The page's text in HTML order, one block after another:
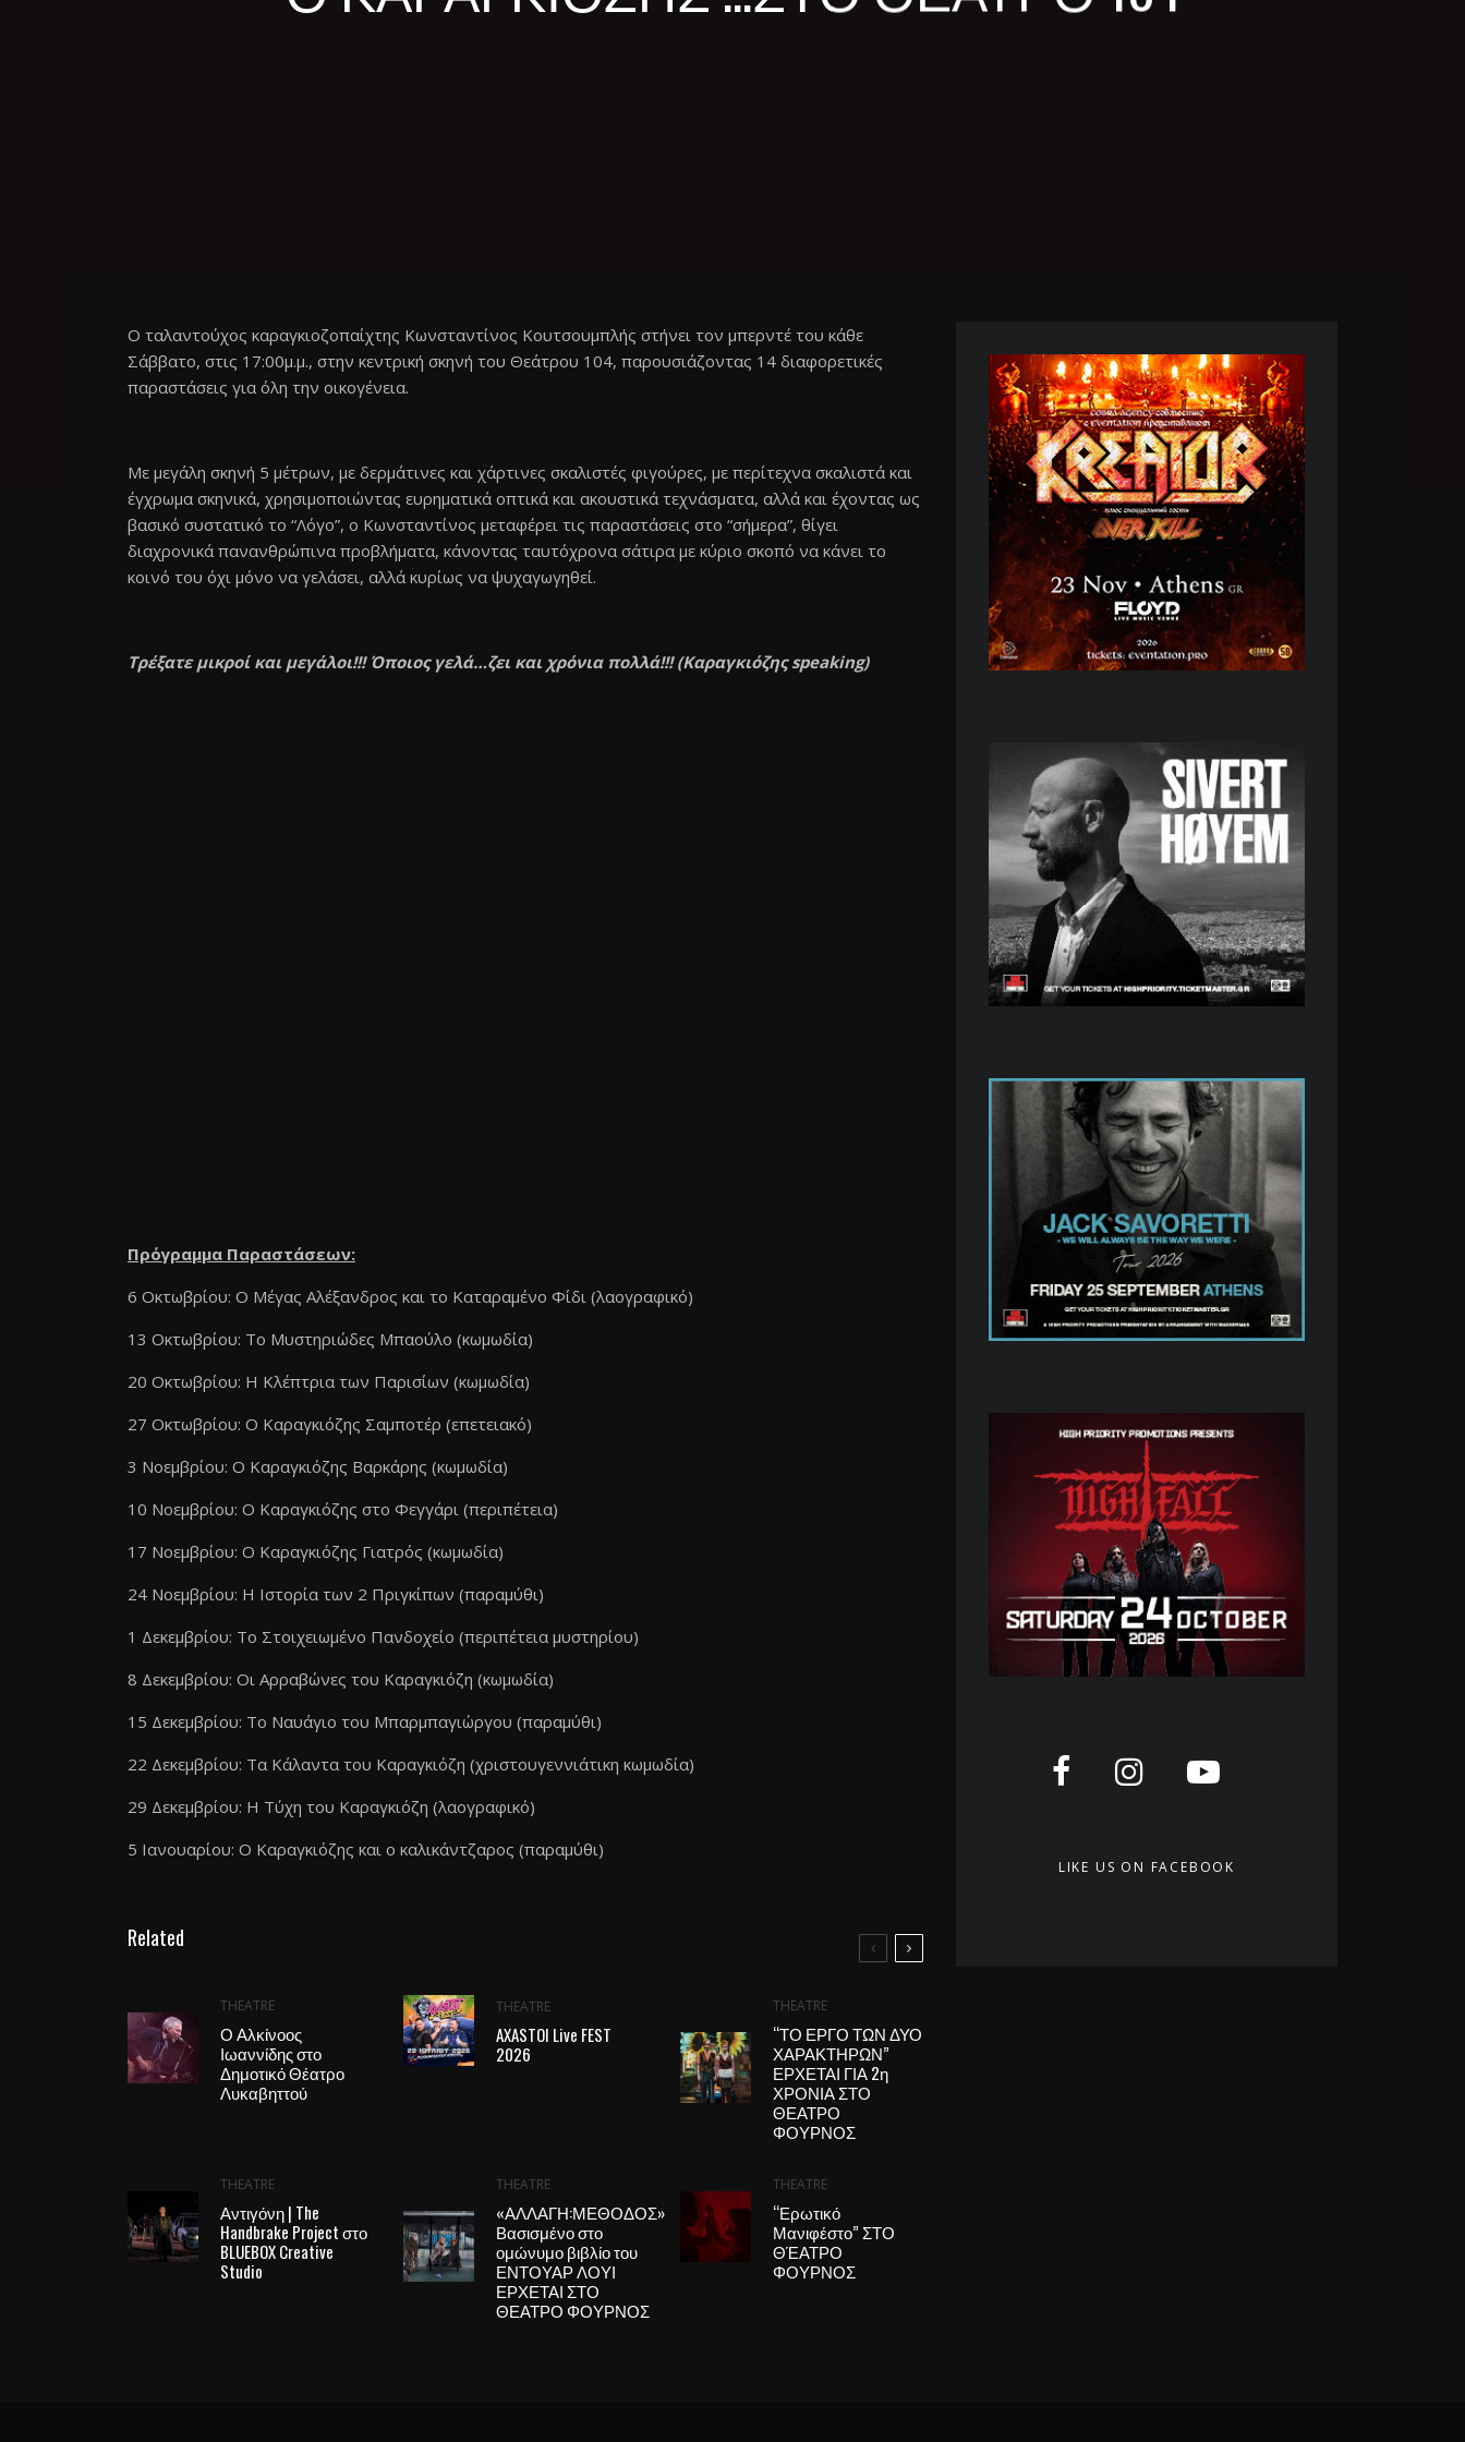
Ο ταλαντούχος καραγκιοζοπαίχτης Κωνσταντίνος Κουτσουμπλής στήνει τον μπερντέ του κάθε
Σάββατο, στις 17:00μ.μ., στην κεντρική σκηνή του Θεάτρου 104, παρουσιάζοντας 14 διαφορετικές
παραστάσεις για όλη την οικογένεια.
Με μεγάλη σκηνή 5 μέτρων, με δερμάτινες και χάρτινες σκαλιστές φιγούρες, με περίτεχνα σκαλιστά και
έγχρωμα σκηνικά, χρησιμοποιώντας ευρηματικά οπτικά και ακουστικά τεχνάσματα, αλλά και έχοντας ως
βασικό συστατικό το “Λόγο”, ο Κωνσταντίνος μεταφέρει τις παραστάσεις στο “σήμερα”, θίγει
διαχρονικά πανανθρώπινα προβλήματα, κάνοντας ταυτόχρονα σάτιρα με κύριο σκοπό να κάνει το
κοινό του όχι μόνο να γελάσει, αλλά κυρίως να ψυχαγωγηθεί.
Τρέξατε μικροί και μεγάλοι!!! Όποιος γελά…ζει και χρόνια πολλά!!!(Καραγκιόζης speaking)
Πρόγραμμα Παραστάσεων:
6 Οκτωβρίου: Ο Μέγας Αλέξανδρος και το Καταραμένο Φίδι (λαογραφικό)
13 Οκτωβρίου: Το Μυστηριώδες Μπαούλο (κωμωδία)
20 Οκτωβρίου: Η Κλέπτρια των Παρισίων (κωμωδία)
27 Οκτωβρίου: Ο Καραγκιόζης Σαμποτέρ (επετειακό)
3 Νοεμβρίου: Ο Καραγκιόζης Βαρκάρης (κωμωδία)
10 Νοεμβρίου: Ο Καραγκιόζης στο Φεγγάρι (περιπέτεια)
17 Νοεμβρίου: Ο Καραγκιόζης Γιατρός (κωμωδία)
24 Νοεμβρίου: Η Ιστορία των 2 Πριγκίπων (παραμύθι)
1 Δεκεμβρίου: Το Στοιχειωμένο Πανδοχείο (περιπέτεια μυστηρίου)
8 Δεκεμβρίου: Οι Αρραβώνες του Καραγκιόζη (κωμωδία)
15 Δεκεμβρίου: Το Ναυάγιο του Μπαρμπαγιώργου (παραμύθι)
22 Δεκεμβρίου: Τα Κάλαντα του Καραγκιόζη (χριστουγεννιάτικη κωμωδία)
29 Δεκεμβρίου: Η Τύχη του Καραγκιόζη (λαογραφικό)
5 Ιανουαρίου: Ο Καραγκιόζης και ο καλικάντζαρος (παραμύθι)
Related
THEATRE
Ο Αλκίνοος
Ιωαννίδης στο
Δημοτικό Θέατρο
Λυκαβηττού
THEATRE
AXASTOI Live FEST
2026
THEATRE
“ΤΟ ΕΡΓΟ ΤΩΝ ΔΥΟ
ΧΑΡΑΚΤΗΡΩΝ”
ΕΡΧΕΤΑΙ ΓΙΑ 2η
ΧΡΟΝΙΑ ΣΤΟ
ΘΕΑΤΡΟ
ΦΟΥΡΝΟΣ
THEATRE
Αντιγόνη | The
Handbrake Project στο
BLUEBOX Creative
Studio
THEATRE
«ΑΛΛΑΓΗ:ΜΕΘΟΔΟΣ»
Βασισμένο στο
ομώνυμο βιβλίο του
ΕΝΤΟΥΑΡ ΛΟΥΙ
ΕΡΧΕΤΑΙ ΣΤΟ
ΘΕΑΤΡΟ ΦΟΥΡΝΟΣ
THEATRE
“Ερωτικό
Μανιφέστο” ΣΤΟ
ΘΈΑΤΡΟ
ΦΟΥΡΝΟΣ
LIKE US ON FACEBOOK